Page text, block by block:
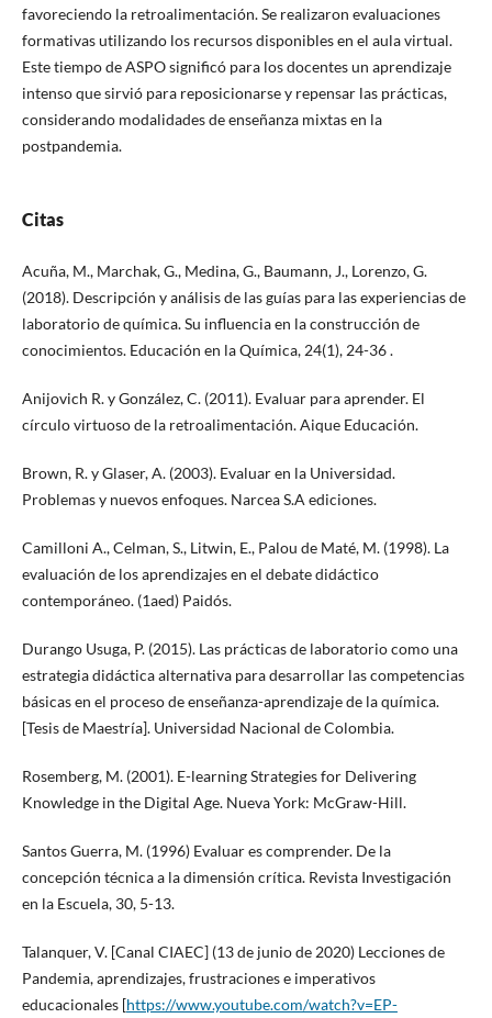
favoreciendo la retroalimentación. Se realizaron evaluaciones
formativas utilizando los recursos disponibles en el aula virtual.
Este tiempo de ASPO significó para los docentes un aprendizaje
intenso que sirvió para reposicionarse y repensar las prácticas,
considerando modalidades de enseñanza mixtas en la
postpandemia.
Citas
Acuña, M., Marchak, G., Medina, G., Baumann, J., Lorenzo, G.
(2018). Descripción y análisis de las guías para las experiencias de
laboratorio de química. Su influencia en la construcción de
conocimientos. Educación en la Química, 24(1), 24-36 .
Anijovich R. y González, C. (2011). Evaluar para aprender. El
círculo virtuoso de la retroalimentación. Aique Educación.
Brown, R. y Glaser, A. (2003). Evaluar en la Universidad.
Problemas y nuevos enfoques. Narcea S.A ediciones.
Camilloni A., Celman, S., Litwin, E., Palou de Maté, M. (1998). La
evaluación de los aprendizajes en el debate didáctico
contemporáneo. (1aed) Paidós.
Durango Usuga, P. (2015). Las prácticas de laboratorio como una
estrategia didáctica alternativa para desarrollar las competencias
básicas en el proceso de enseñanza-aprendizaje de la química.
[Tesis de Maestría]. Universidad Nacional de Colombia.
Rosemberg, M. (2001). E-learning Strategies for Delivering
Knowledge in the Digital Age. Nueva York: McGraw-Hill.
Santos Guerra, M. (1996) Evaluar es comprender. De la
concepción técnica a la dimensión crítica. Revista Investigación
en la Escuela, 30, 5-13.
Talanquer, V. [Canal CIAEC] (13 de junio de 2020) Lecciones de
Pandemia, aprendizajes, frustraciones e imperativos
educacionales [https://www.youtube.com/watch?v=EP-